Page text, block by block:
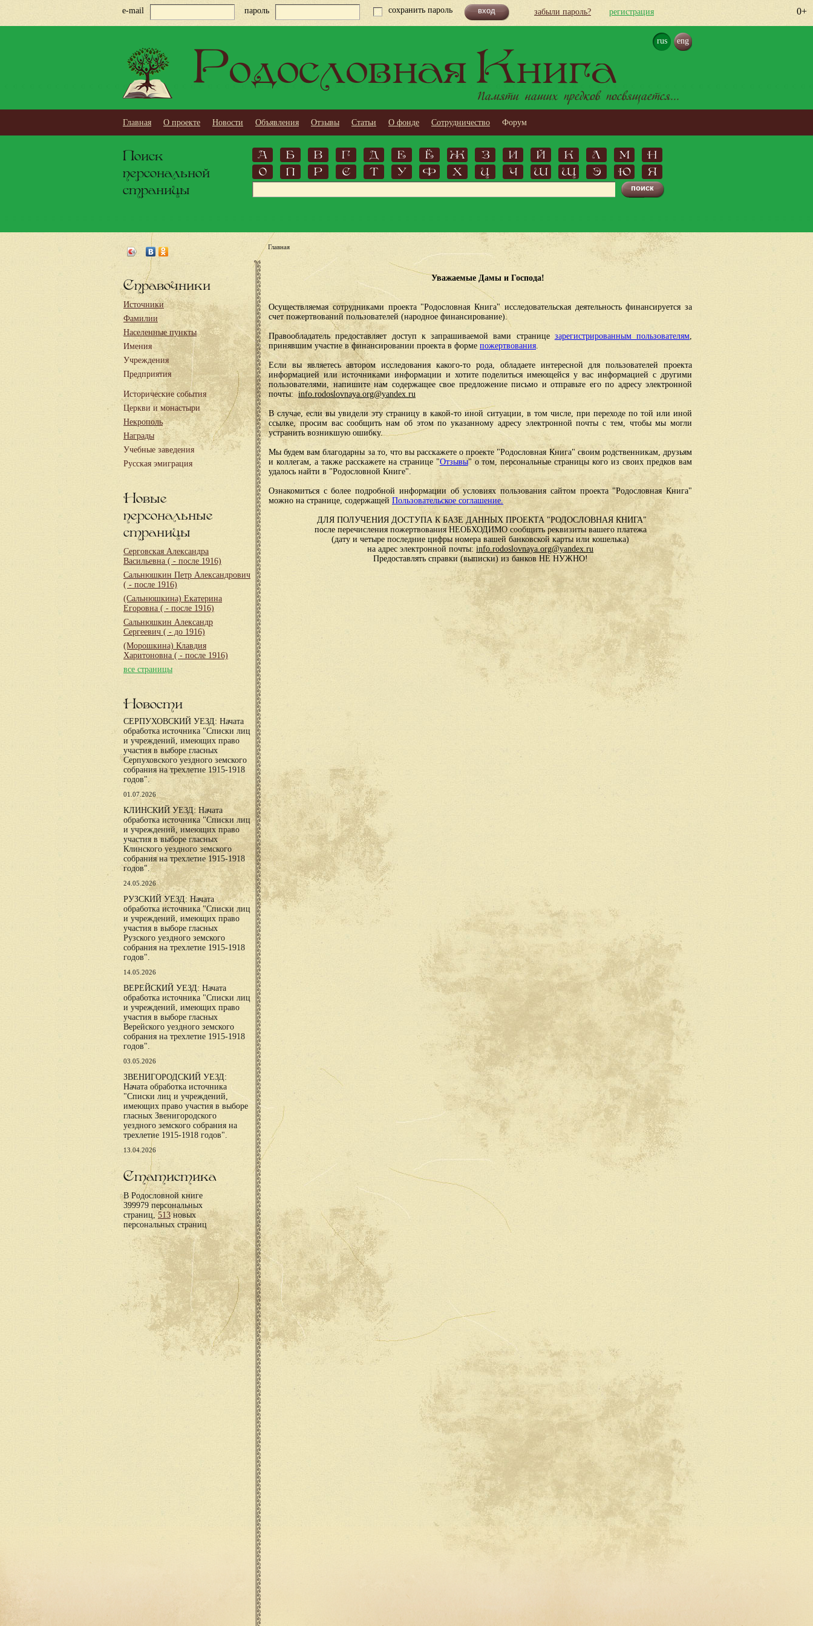
0+
e-mail пароль сохранить пароль забыли пароль? регистрация
rus eng
Родословная Книга
Памяти наших предков посвящается...
Главная О проекте Новости Объявления Отзывы Статьи О фонде Сотрудничество Форум
Поиск
персональной
страницы
А Б В Г Д Е Ё Ж З И Й К Л М
Н
О
П Р С Т У Ф Х Ц Ч Ш Щ Э Ю Я
Справочники
Источники
Фамилии
Населенные пункты
Имения
Учреждения
Предприятия
Исторические события
Церкви и монастыри
Некрополь
Награды
Учебные заведения
Русская эмиграция
Новые
персональные
страницы
Серговская Александра
Васильевна ( - после 1916)
Сальнюшкин Петр Александрович
( - после 1916)
(Сальнюшкина) Екатерина
Егоровна ( - после 1916)
Сальнюшкин Александр
Сергеевич ( - до 1916)
(Морошкина) Клавдия
Харитоновна ( - после 1916)
все страницы
Новости
СЕРПУХОВСКИЙ УЕЗД: Начата
обработка источника "Списки лиц
и учреждений, имеющих право
участия в выборе гласных
Серпуховского уездного земского
собрания на трехлетие 1915-1918
годов".
01.07.2026
КЛИНСКИЙ УЕЗД: Начата
обработка источника "Списки лиц
и учреждений, имеющих право
участия в выборе гласных
Клинского уездного земского
собрания на трехлетие 1915-1918
годов".
24.05.2026
РУЗСКИЙ УЕЗД: Начата
обработка источника "Списки лиц
и учреждений, имеющих право
участия в выборе гласных
Рузского уездного земского
собрания на трехлетие 1915-1918
годов".
14.05.2026
ВЕРЕЙСКИЙ УЕЗД: Начата
обработка источника "Списки лиц
и учреждений, имеющих право
участия в выборе гласных
Верейского уездного земского
собрания на трехлетие 1915-1918
годов".
03.05.2026
ЗВЕНИГОРОДСКИЙ УЕЗД:
Начата обработка источника
"Списки лиц и учреждений,
имеющих право участия в выборе
гласных Звенигородского
уездного земского собрания на
трехлетие 1915-1918 годов".
13.04.2026
Статистика
В Родословной книге
399979 персональных
страниц,513новых
персональных страниц
Главная
Уважаемые Дамы и Господа!
Осуществляемая сотрудниками проекта "Родословная Книга" исследовательская деятельность финансируется за
счет пожертвований пользователей (народное финансирование).
Правообладатель предоставляет доступ к запрашиваемой вами странице зарегистрированным пользователям,
принявшим участие в финансировании проекта в форме пожертвования.
Если вы являетесь автором исследования какого-то рода, обладаете интересной для пользователей проекта
информацией или источниками информации и хотите поделиться имеющейся у вас информацией с другими
пользователями, напишите нам содержащее свое предложение письмо и отправьте его по адресу электронной
почты: info.rodoslovnaya.org@yandex.ru
В случае, если вы увидели эту страницу в какой-то иной ситуации, в том числе, при переходе по той или иной
ссылке, просим вас сообщить нам об этом по указанному адресу электронной почты с тем, чтобы мы могли
устранить возникшую ошибку.
Мы будем вам благодарны за то, что вы расскажете о проекте "Родословная Книга" своим родственникам, друзьям
и коллегам, а также расскажете на странице "Отзывы" о том, персональные страницы кого из своих предков вам
удалось найти в "Родословной Книге".
Ознакомиться с более подробной информации об условиях пользования сайтом проекта "Родословная Книга"
можно на странице, содержащей Пользовательское соглашение.
ДЛЯ ПОЛУЧЕНИЯ ДОСТУПА К БАЗЕ ДАННЫХ ПРОЕКТА "РОДОСЛОВНАЯ КНИГА"
после перечисления пожертвования НЕОБХОДИМО сообщить реквизиты вашего платежа
(дату и четыре последние цифры номера вашей банковской карты или кошелька)
на адрес электронной почты: info.rodoslovnaya.org@yandex.ru
Предоставлять справки (выписки) из банков НЕ НУЖНО!